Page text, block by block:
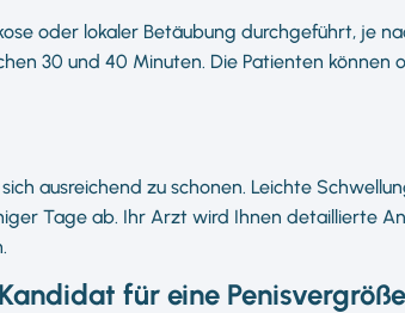
oder lokaler Betäubung durchgeführt, je
30 und 40 Minuten. Die Patienten können
ausreichend zu schonen. Leichte
Tage ab. Ihr Arzt wird Ihnen detaillierte
für eine